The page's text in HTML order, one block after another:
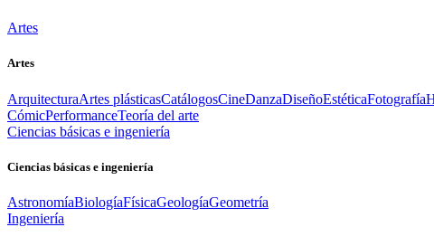
Artes
Artes
ArquitecturaArtes plásticasCatálogosCineDanzaDiseñoEstéticaFotografía
CómicPerformanceTeoría del arte
Ciencias básicas e ingeniería
Ciencias básicas e ingeniería
AstronomíaBiologíaFísicaGeologíaGeometría
Ingeniería